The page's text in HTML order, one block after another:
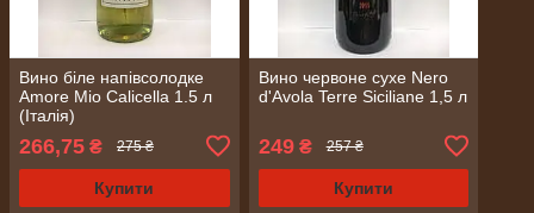
Вино біле напівсолодке
Amore Mio Calicella 1.5 л
(Італія)
266,75 ₴ 275 ₴
Купити
Вино червоне сухе Nero
d'Avola Terre Siciliane 1,5 л
249₴ 257 ₴
Купити